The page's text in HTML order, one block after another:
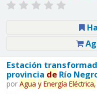
Estación
provincia deRío
por Agua y Energía Eléctrica,